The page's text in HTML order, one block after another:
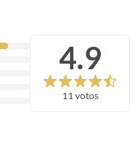
4.9
11 votos